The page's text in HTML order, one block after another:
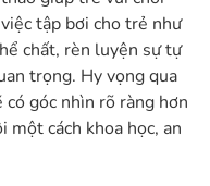
tập bơi cho trẻ như
chất, rèn luyện sự tự
trọng. Hy vọng qua
có góc nhìn rõ ràng hơn
một cách khoa học, an